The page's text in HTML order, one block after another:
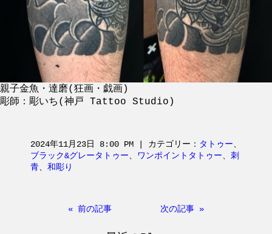
親子金魚・達磨(狂画・戯画)
彫師：彫いち(神戸 Tattoo Studio)
2024年11月23日 8:00 PM | カテゴリー： タトゥー、
ブラック&グレータトゥー、 ワンポイントタトゥー、 刺
青、 和彫り
« 前の記事 次の記事 »